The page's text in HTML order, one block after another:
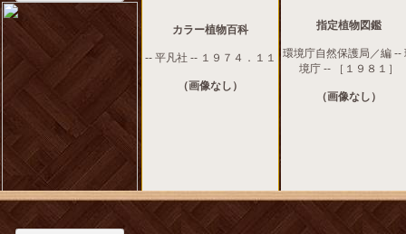
カラー植物百科
-- 平凡社 -- １９７４．１１
（画像なし）
指定植物図鑑
環境庁自然保護局／編 --
境庁 -- ［１９８１］
（画像なし）